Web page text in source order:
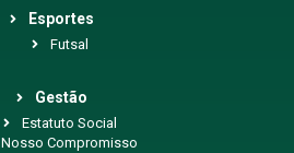
Esportes
Futsal
Gestão
Estatuto Social
Nosso Compromisso